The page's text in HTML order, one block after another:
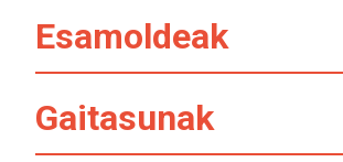
Esamoldeak
Gaitasunak